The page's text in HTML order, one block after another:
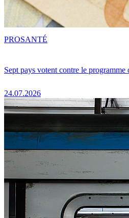
Sept pays votent contre le programme
24.07.2026
PROSANTÉ